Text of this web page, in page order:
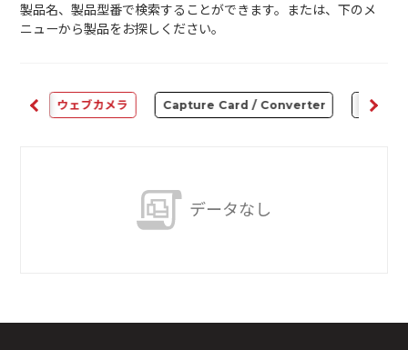
製品名、製品型番で検索することができます。または、下のメ
ニューから製品をお探しください。
ウェブカメラ Capture Card / Converter オーデ
データなし